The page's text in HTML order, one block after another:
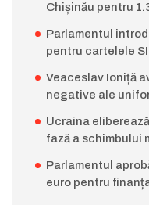
Chișinău pentru
Parlamentul
pentru cartelele
Veaceslav Ioniță
negative ale
Ucraina
fază a schimbului
Parlamentul
euro pentru